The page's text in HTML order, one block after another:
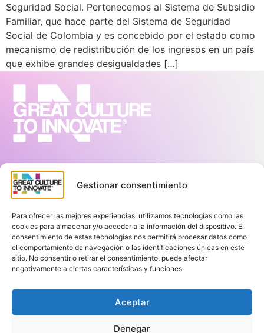
Gestionar consentimiento
Para ofrecer las mejores experiencias, utilizamos tecnologías como las
cookies para almacenar y/o acceder a la información del dispositivo. El
consentimiento de estas tecnologías nos permitirá procesar datos como
el comportamiento de navegación o las identificaciones únicas en este
sitio. No consentir o retirar el consentimiento, puede afectar
negativamente a ciertas características y funciones.
Aceptar
Denegar
Seguridad Social. Pertenecemos al Sistema de Subsidio
Familiar, que hace parte del Sistema de Seguridad
Social de Colombia y es concebido por el estado como
mecanismo de redistribución de los ingresos en un país
que exhibe grandes desigualdades […]
Sitemap
Inicio
Acerca de nosotros
Blog
Contacto
Términos y Condiciones